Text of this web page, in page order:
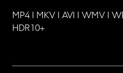
MP4 I MKV I AVI I WMV I
HDR10+